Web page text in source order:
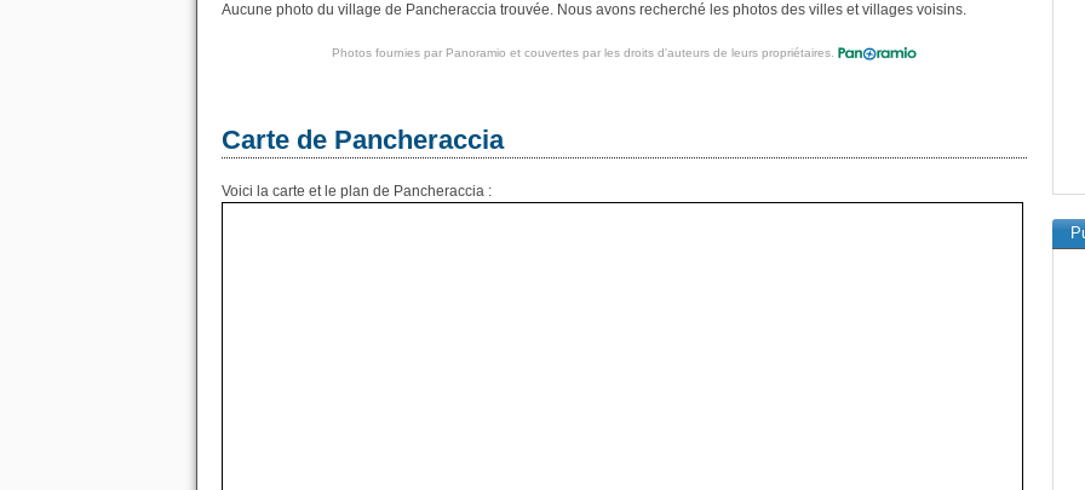
Aucune photo du village de Pancheraccia trouvée. Nous avons recherché les photos des villes et villages voisins.
Photos fournies par Panoramio et couvertes par les droits d'auteurs de leurs propriétaires.
Carte de Pancheraccia
Voici la carte et le plan de Pancheraccia :